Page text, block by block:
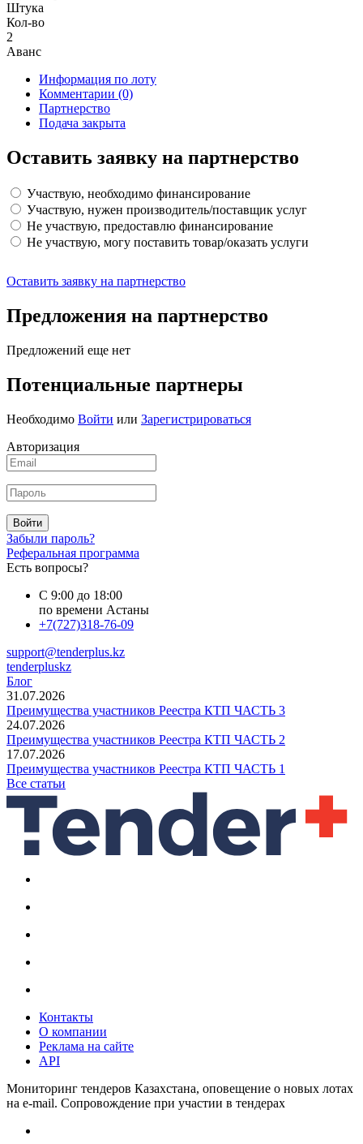
Штука
Кол-во
2
Аванс
Информация по лоту
Комментарии (0)
Партнерство
Подача закрыта
Оставить заявку на партнерство
Участвую, необходимо финансирование
Участвую, нужен производитель/поставщик услуг
Не участвую, предоставлю финансирование
Не участвую, могу поставить товар/оказать услуги
Оставить заявку на партнерство
Предложения на партнерство
Предложений еще нет
Потенциальные партнеры
Необходимо Войти или Зарегистрироваться
Авторизация
Войти
Забыли пароль?
Реферальная программа
Есть вопросы?
С 9:00 до 18:00
по времени Астаны
+7(727)318-76-09
support@tenderplus.kz
tenderpluskz
Блог
31.07.2026
Преимущества участников Реестра КТП ЧАСТЬ 3
24.07.2026
Преимущества участников Реестра КТП ЧАСТЬ 2
17.07.2026
Преимущества участников Реестра КТП ЧАСТЬ 1
Все статьи
Контакты
О компании
Реклама на сайте
API
Мониторинг тендеров Казахстана, оповещение о новых лотах
на e-mail. Сопровождение при участии в тендерах